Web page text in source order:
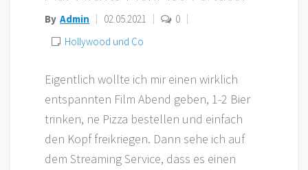
By Admin 02.05.2021
0
Hollywood und Co
Eigentlich wollte ich mir einen wirklich
entspannten Film Abend geben, 1-2 Bier
trinken, ne Pizza bestellen und einfach
den Kopf freikriegen. Dann sehe ich auf
dem Streaming Service, dass es einen